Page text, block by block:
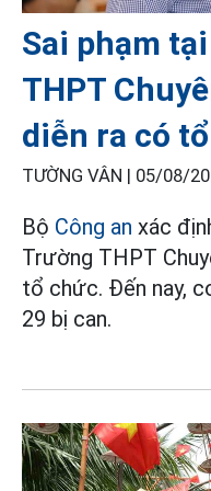
Sai phạm
THPT
diễn ra có
TƯỜNG VÂN | 05/08/
Bộ Công an xác
Trường THPT
tổ chức. Đến nay,
29 bị can.